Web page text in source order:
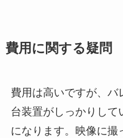
費用に関する疑問
費用は高いですが、バ
台装置がしっかりして
になります。映像に撮